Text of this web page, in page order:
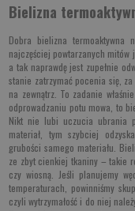
Bielizna
Dobra bielizna termoaktywna
najczęściej powtarzanych
a tak naprawdę jest zupełnie
stanie zatrzymać pocenia się,
na zewnątrz. To zadanie
odprowadzaniu potu mowa, to
Nikt nie lubi uczucia ubrania
materiał, tym szybciej
grubości samego materiału.
ze zbyt cienkiej tkaniny – takie
czy wiosną. Jeśli planujemy
temperaturach, powinniśmy
czyli wytrzymałość i do niej